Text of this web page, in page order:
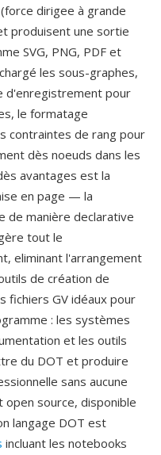
dirigee à grande
produisent une sortie
SVG, PNG, PDF et
les sous-graphes,
d'enregistrement pour
le formatage
contraintes de rang pour
dès noeuds dans les
avantages est la
en page — la
de manière declarative
tout le
eliminant l'arrangement
de création de
fichiers GV idéaux pour
: les systèmes
et les outils
du DOT et produire
sans aucune
open source, disponible
langage DOT est
incluant les notebooks